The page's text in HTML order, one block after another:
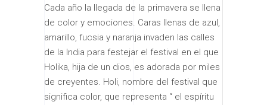
Cada año la llegada de la primavera se llena
de color y emociones. Caras llenas de azul,
amarillo, fucsia y naranja invaden las calles
de la India para festejar el festival en el que
Holika, hija de un dios, es adorada por miles
de creyentes. Holi, nombre del festival que
significa color, que representa “ el espíritu